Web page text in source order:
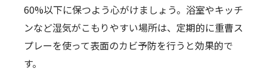
60%以下に保つよう心がけましょう。浴室やキッチ
ンなど湿気がこもりやすい場所は、定期的に重曹ス
プレーを使って表面のカビ予防を行うと効果的で
す。